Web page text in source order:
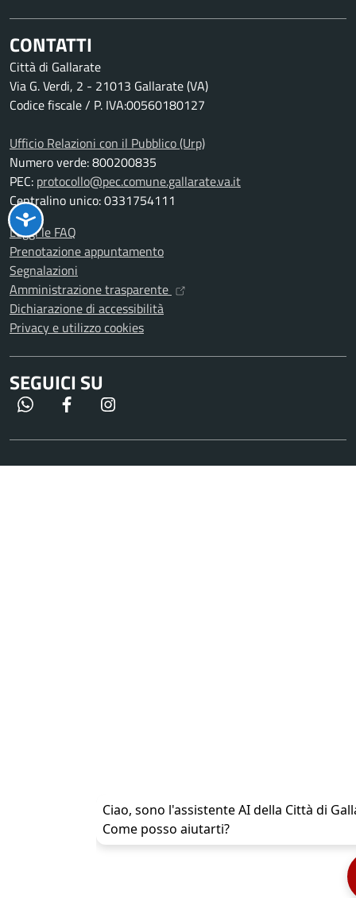
CONTATTI
Città di Gallarate
Via G. Verdi, 2 - 21013 Gallarate (VA)
Codice fiscale / P. IVA:00560180127
Ufficio Relazioni con il Pubblico (Urp)
Numero verde: 800200835
PEC: protocollo@pec.comune.gallarate.va.it
Centralino unico: 0331754111
Leggi le FAQ
Prenotazione appuntamento
Segnalazioni
Amministrazione trasparente
Dichiarazione di accessibilità
Privacy e utilizzo cookies
SEGUICI SU
WhatsApp Facebook